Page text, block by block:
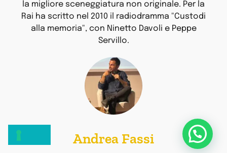
la migliore sceneggiatura non originale. Per la
Rai ha scritto nel 2010 il radiodramma "Custodi
alla memoria", con Ninetto Davoli e Peppe
Servillo.
Andrea Fassi